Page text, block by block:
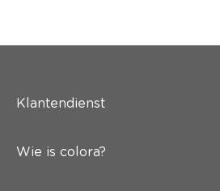
Klantendienst
Wie is colora?